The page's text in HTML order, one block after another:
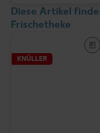
Diese Artikel
Frischetheke
KNÜLLER